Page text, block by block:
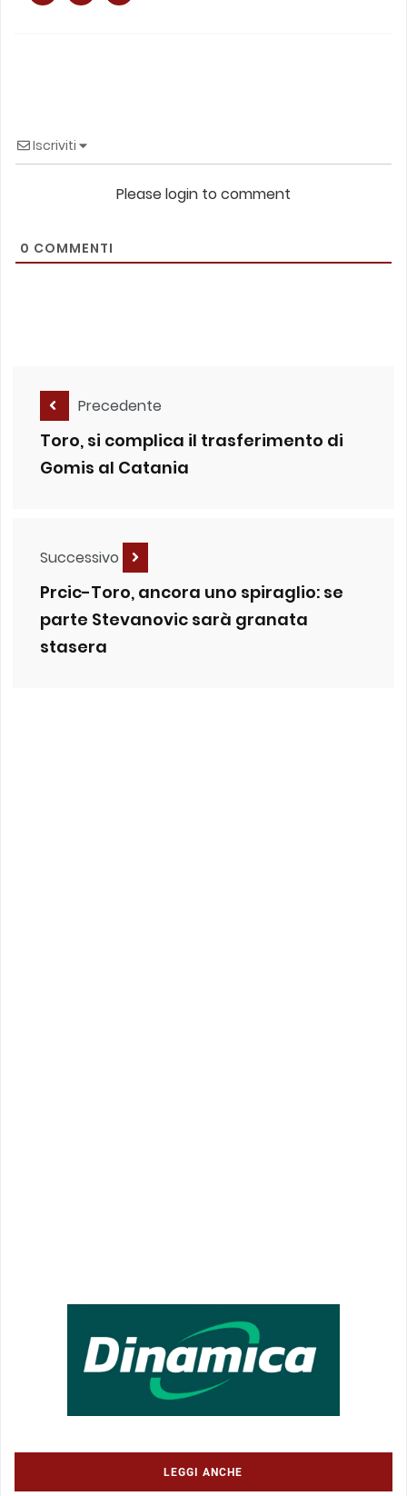
Iscriviti
Please login to comment
0 COMMENTI
Precedente
Toro, si complica il trasferimento di
Gomis al Catania
Successivo
Prcic-Toro, ancora uno spiraglio: se
parte Stevanovic sarà granata
stasera
LEGGI ANCHE